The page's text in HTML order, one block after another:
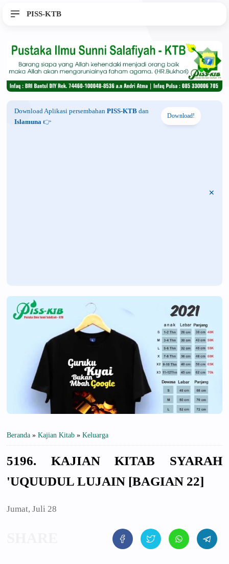
PISS-KTB
Download Aplikasi persembahan PISS-KTB dan
Islamuna 👉
Download!
Beranda » Kajian Kitab » Keluarga
5196. KAJIAN KITAB SYARAH
'UQUUDUL LUJAIN [BAGIAN 22]
Jumat, Juli 28